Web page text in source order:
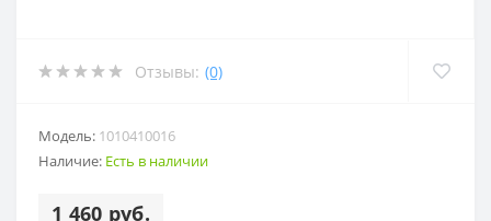
Отзывы: (0)
Модель: 1010410016
Наличие: Есть в наличии
1 460 руб.